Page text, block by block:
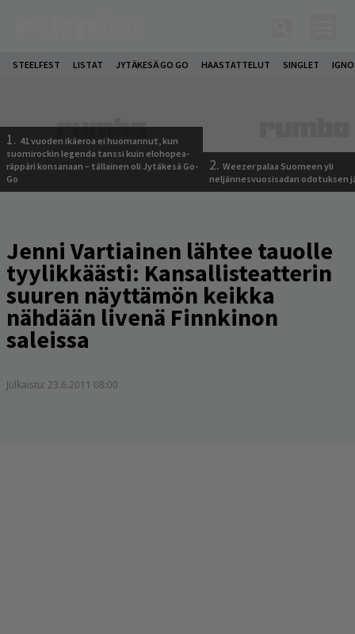
STEELFEST LISTAT JYTÄKESÄ GO GO HAASTATTELUT SINGLET
1. 41 vuoden ikäeroa ei huomannut, kun
suomirockin legenda tanssi kuin elohopea-
räppäri konsanaan – tällainen oli Jytäkesä Go-
Go
2. Weezer palaa Suomeen yli
neljännesvuosisadan odotuksen
Jenni Vartiainen lähtee tauolle
tyylikkäästi: Kansallisteatterin
suuren näyttämön keikka
nähdään livenä Finnkinon
saleissa
Julkaistu: 23.6.2011 08:00